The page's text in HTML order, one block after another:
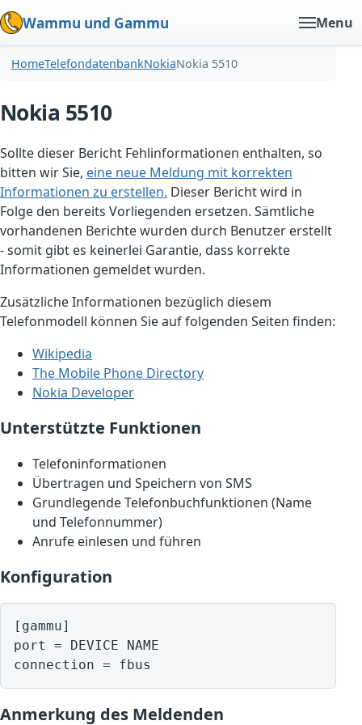
Wammu und Gammu Menu
HomeTelefondatenbankNokiaNokia 5510
Nokia 5510
Sollte dieser Bericht Fehlinformationen enthalten, so
bitten wir Sie, eine neue Meldung mit korrekten
Informationen zu erstellen. Dieser Bericht wird in
Folge den bereits Vorliegenden ersetzen. Sämtliche
vorhandenen Berichte wurden durch Benutzer erstellt
- somit gibt es keinerlei Garantie, dass korrekte
Informationen gemeldet wurden.
Zusätzliche Informationen bezüglich diesem
Telefonmodell können Sie auf folgenden Seiten finden:
Wikipedia
The Mobile Phone Directory
Nokia Developer
Unterstützte Funktionen
Telefoninformationen
Übertragen und Speichern von SMS
Grundlegende Telefonbuchfunktionen (Name
und Telefonnummer)
Anrufe einlesen und führen
Konfiguration
[gammu]
port = DEVICE NAME
Anmerkung des Meldenden